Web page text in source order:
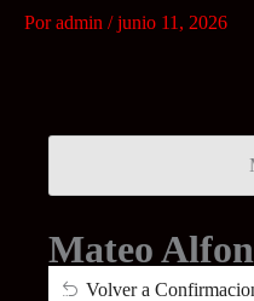
Poradmin /junio 11, 2026
Mateo
Volver a